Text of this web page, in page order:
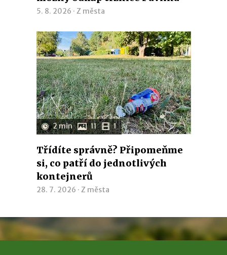
5. 8. 2026 · Z města
2 min 11 1
Třídíte správně? Připomeňme
si, co patří do jednotlivých
kontejnerů
28. 7. 2026 · Z města